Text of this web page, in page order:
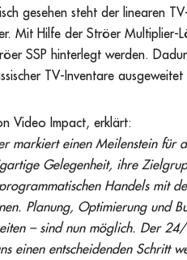
gesehen steht der linearen
Mit Hilfe der Ströer Multiplier-
SSP hinterlegt werden.
TV-Inventare
Video Impact, erklärt:
markiert einen Meilenstein für
Gelegenheit, ihre
Handels mit
Planung, Optimierung und
– sind nun möglich. Der
einen entscheidenden Schritt